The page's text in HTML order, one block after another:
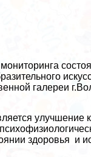
галереи
улучшение
здоровья и